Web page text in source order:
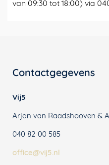
van 09:30 tot 18:00) via
Contactgegevens
Vij5
Arjan van Raadshooven &
040 82 00 585
office@vij5.nl